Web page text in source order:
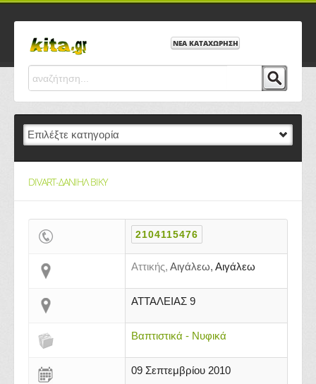
ΝΕΑ ΚΑΤΑΧΩΡΗΣΗ
DIVART-ΔΑΝΙΗΛ ΒΙΚΥ
2104115476
Αττικής, Αιγάλεω, Αιγάλεω
ΑΤΤΑΛΕΙΑΣ 9
Βαπτιστικά - Νυφικά
09 Σεπτεμβρίου 2010